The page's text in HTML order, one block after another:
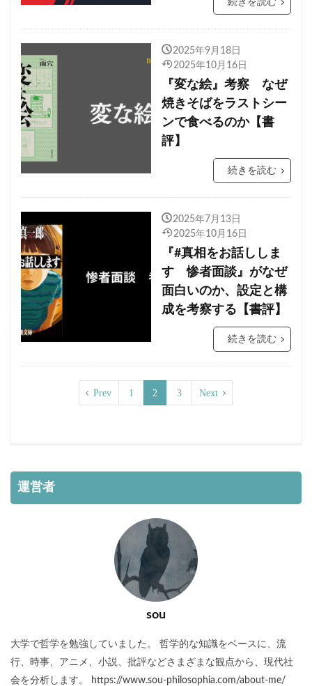
2025年9月18日
2025年10月16日
『変な絵』考察 なぜ
焼きそばをラストシー
ンで食べるのか【書
評】
続きを読む
2025年7月13日
2025年10月16日
『#真相をお話ししま
す 惨者面談』がなぜ
面白いのか、設定と構
成を考察する【書評】
続きを読む
Prev 1 2 3 Next
運営者
sou
大学で哲学を勉強していました。 哲学的な知識をベースに、流
行、時事、アニメ、小説、批評などさまざまな観点から、現代社
会を分析します。 https://www.sou-philosophia.com/about-me/